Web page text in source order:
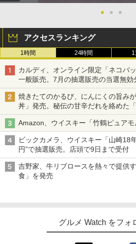
● ● ●
アクセスランキング
1時間 24時間
カルディ、オンライン限定「ネコバ
一般販売。7月の抽選販売の当選無効
焼きたてのかるび、にんにくの旨み
丼」発売。秘伝の甘辛だれを絡めた
Amazon、ウイスキー「竹鶴ピュアモ
ビックカメラ、ウイスキー「山崎18
円”で抽選販売。店頭で9日まで受付
吉野家、牛リブロースを熱々で提供
食」を発売
グルメ Watch をフォ